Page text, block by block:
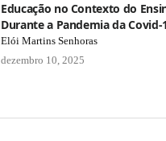
Educação no Contexto do
Durante a Pandemia da Covid-
Elói Martins Senhoras
dezembro 10, 2025